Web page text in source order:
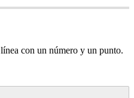
línea con un número y un punto.